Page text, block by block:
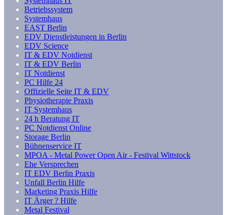
Betriebssystem
Systemhaus
EAST Berlin
EDV Dienstleistungen in Berlin
EDV Science
IT & EDV Notdienst
IT & EDV Berlin
IT Notdienst
PC Hilfe 24
Offizielle Seite IT & EDV
Physiotherapie Praxis
IT Systemhaus
24 h Beratung IT
PC Notdienst Online
Storage Berlin
Bühnenservice IT
MPOA - Metal Power Open Air - Festival Wittstock
Ehe Versprechen
IT EDV Berlin Praxis
Unfall Berlin Hilfe
Marketing Praxis Hilfe
IT Ärger ? Hilfe
Metal Festival